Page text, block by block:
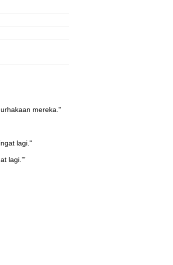
mereka."
lagi."
lagi.’”